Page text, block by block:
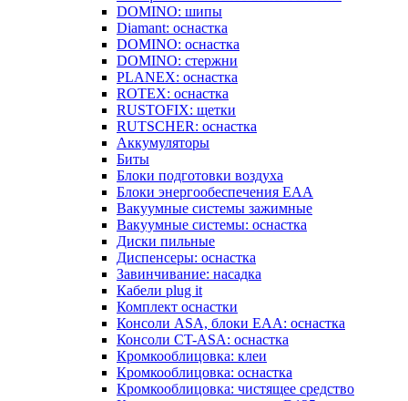
DOMINO: шипы
Diamant: оснастка
DOMINO: оснастка
DOMINO: стержни
PLANEX: оснастка
ROTEX: оснастка
RUSTOFIX: щетки
RUTSCHER: оснастка
Аккумуляторы
Биты
Блоки подготовки воздуха
Блоки энергообеспечения EAA
Вакуумные системы зажимные
Вакуумные системы: оснастка
Диски пильные
Диспенсеры: оснастка
Завинчивание: насадка
Кабели plug it
Комплект оснастки
Консоли ASA, блоки EAA: оснастка
Консоли CT-ASA: оснастка
Кромкооблицовка: клеи
Кромкооблицовка: оснастка
Кромкооблицовка: чистящее средство